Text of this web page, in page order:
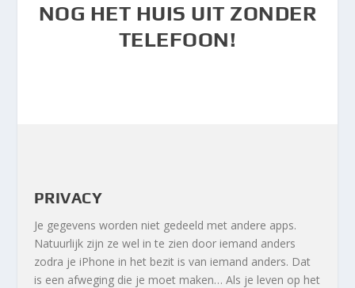
NOG HET HUIS UIT ZONDER
TELEFOON!
PRIVACY
Je gegevens worden niet gedeeld met andere apps.
Natuurlijk zijn ze wel in te zien door iemand anders
zodra je iPhone in het bezit is van iemand anders. Dat
is een afweging die je moet maken… Als je leven op het